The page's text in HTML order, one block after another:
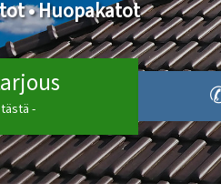
• Huopakatot
-